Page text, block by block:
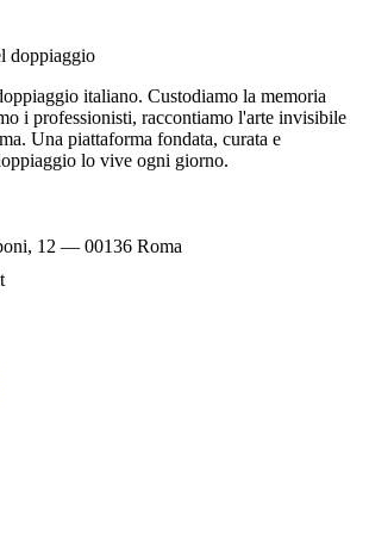
doppiaggio
italiano. Custodiamo la memoria
i professionisti, raccontiamo l'arte invisibile
Una piattaforma fondata, curata e
lo vive ogni giorno.
12 — 00136 Roma